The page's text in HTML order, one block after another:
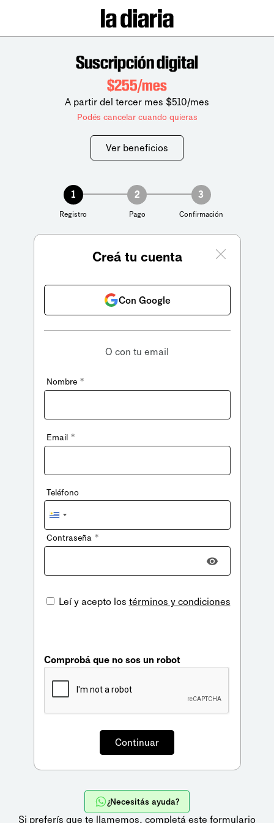
Suscripción digital
$255/mes
A partir del tercer mes $510/mes
Podés cancelar cuando quieras
Ver beneficios
1
Registro
2
Pago
3
Confirmación
Creá tu cuenta
Con Google
O con tu email
Nombre *
Email *
Teléfono
Uruguay
+598
Contraseña *
Leí y acepto los términos y condiciones
Comprobá que no sos un robot
¿Necesitás ayuda?
Si preferís que te llamemos, completá este formulario